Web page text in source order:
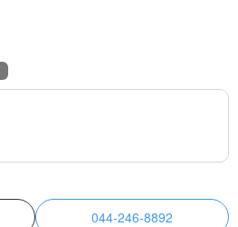
044-246-8892